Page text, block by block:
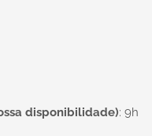
disponibilidade): 9h